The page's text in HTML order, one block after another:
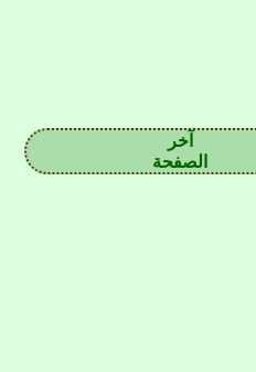
آخر
الصفحة